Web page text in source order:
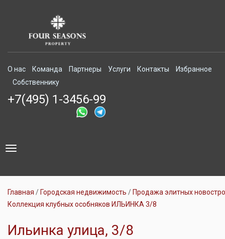
О нас Команда Партнеры Услуги Контакты
Избранное
Собственнику
+7(495) 1-3456-99
Toggle
Главная Городская недвижимость
Продажа элитных
Коллекция клубных особняков ИЛЬИНКА 3/8
Ильинка улица, 3/8